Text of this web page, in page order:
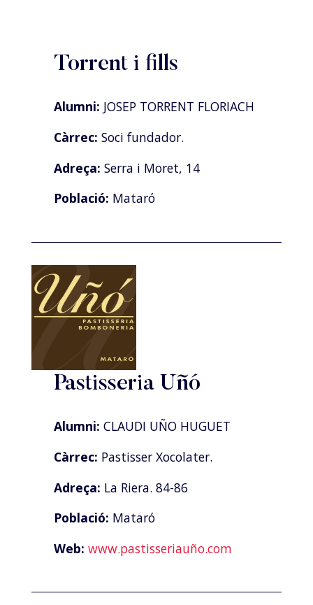
Torrent i fills
Alumni: JOSEP TORRENT FLORIACH
Càrrec: Soci fundador.
Adreça: Serra i Moret, 14
Població: Mataró
Pastisseria Uñó
Alumni: CLAUDI UÑO HUGUET
Càrrec: Pastisser Xocolater.
Adreça: La Riera. 84-86
Població: Mataró
Web: www.pastisseriauño.com